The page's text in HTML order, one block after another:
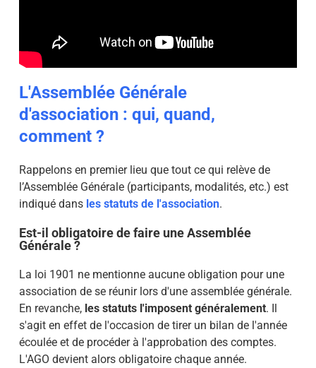
L'Assemblée Générale
d'association : qui, quand,
comment ?
Rappelons en premier lieu que tout ce qui relève de
l’Assemblée Générale (participants, modalités, etc.) est
indiqué dans les statuts de l'association.
Est-il obligatoire de faire une Assemblée
Générale ?
La loi 1901 ne mentionne aucune obligation pour une
association de se réunir lors d'une assemblée générale.
En revanche, les statuts l'imposent généralement. Il
s'agit en effet de l'occasion de tirer un bilan de l'année
écoulée et de procéder à l'approbation des comptes.
L'AGO devient alors obligatoire chaque année.